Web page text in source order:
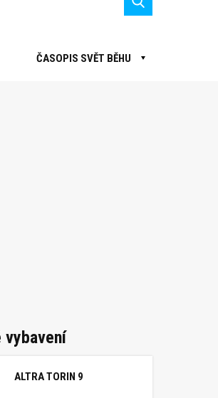
ČASOPIS SVĚT BĚHU
vybavení
ALTRA TORIN 9